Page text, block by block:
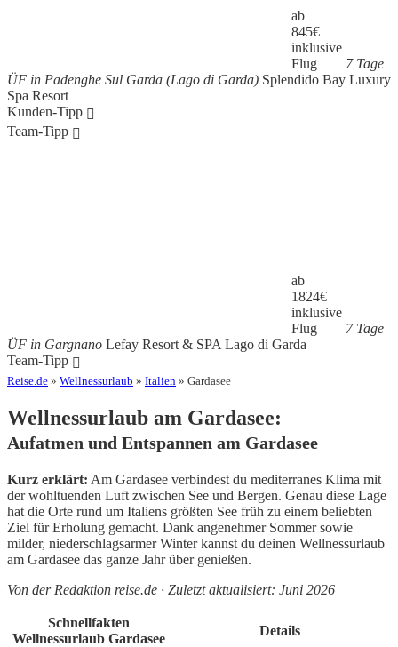
ab
845€
inklusive
Flug
7 Tage
ÜF in Padenghe Sul Garda (Lago di Garda) Splendido Bay Luxury
Spa Resort
Kunden-Tipp
Team-Tipp
ab
1824€
inklusive
Flug
7 Tage
ÜF in Gargnano Lefay Resort & SPA Lago di Garda
Team-Tipp
Reise.de » Wellnessurlaub » Italien » Gardasee
Wellnessurlaub am Gardasee:
Aufatmen und Entspannen am Gardasee
Kurz erklärt: Am Gardasee verbindest du mediterranes Klima mit
der wohltuenden Luft zwischen See und Bergen. Genau diese Lage
hat die Orte rund um Italiens größten See früh zu einem beliebten
Ziel für Erholung gemacht. Dank angenehmer Sommer sowie
milder, niederschlagsarmer Winter kannst du deinen Wellnessurlaub
am Gardasee das ganze Jahr über genießen.
Von der Redaktion reise.de · Zuletzt aktualisiert: Juni 2026
Schnellfakten
Wellnessurlaub Gardasee
Details